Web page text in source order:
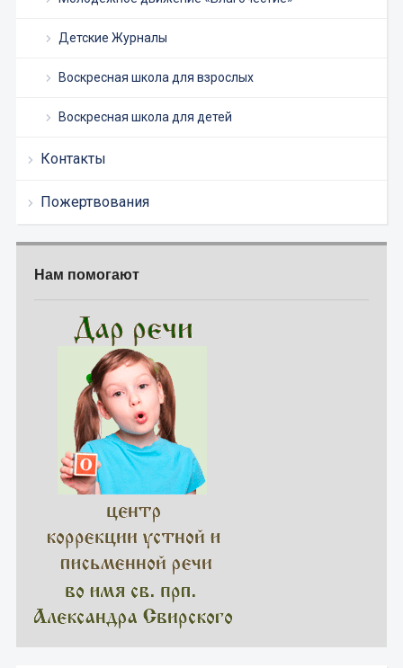
Детские Журналы
Воскресная школа для взрослых
Воскресная школа для детей
Контакты
Пожертвования
Нам помогают